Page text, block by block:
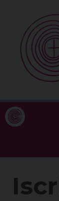
content